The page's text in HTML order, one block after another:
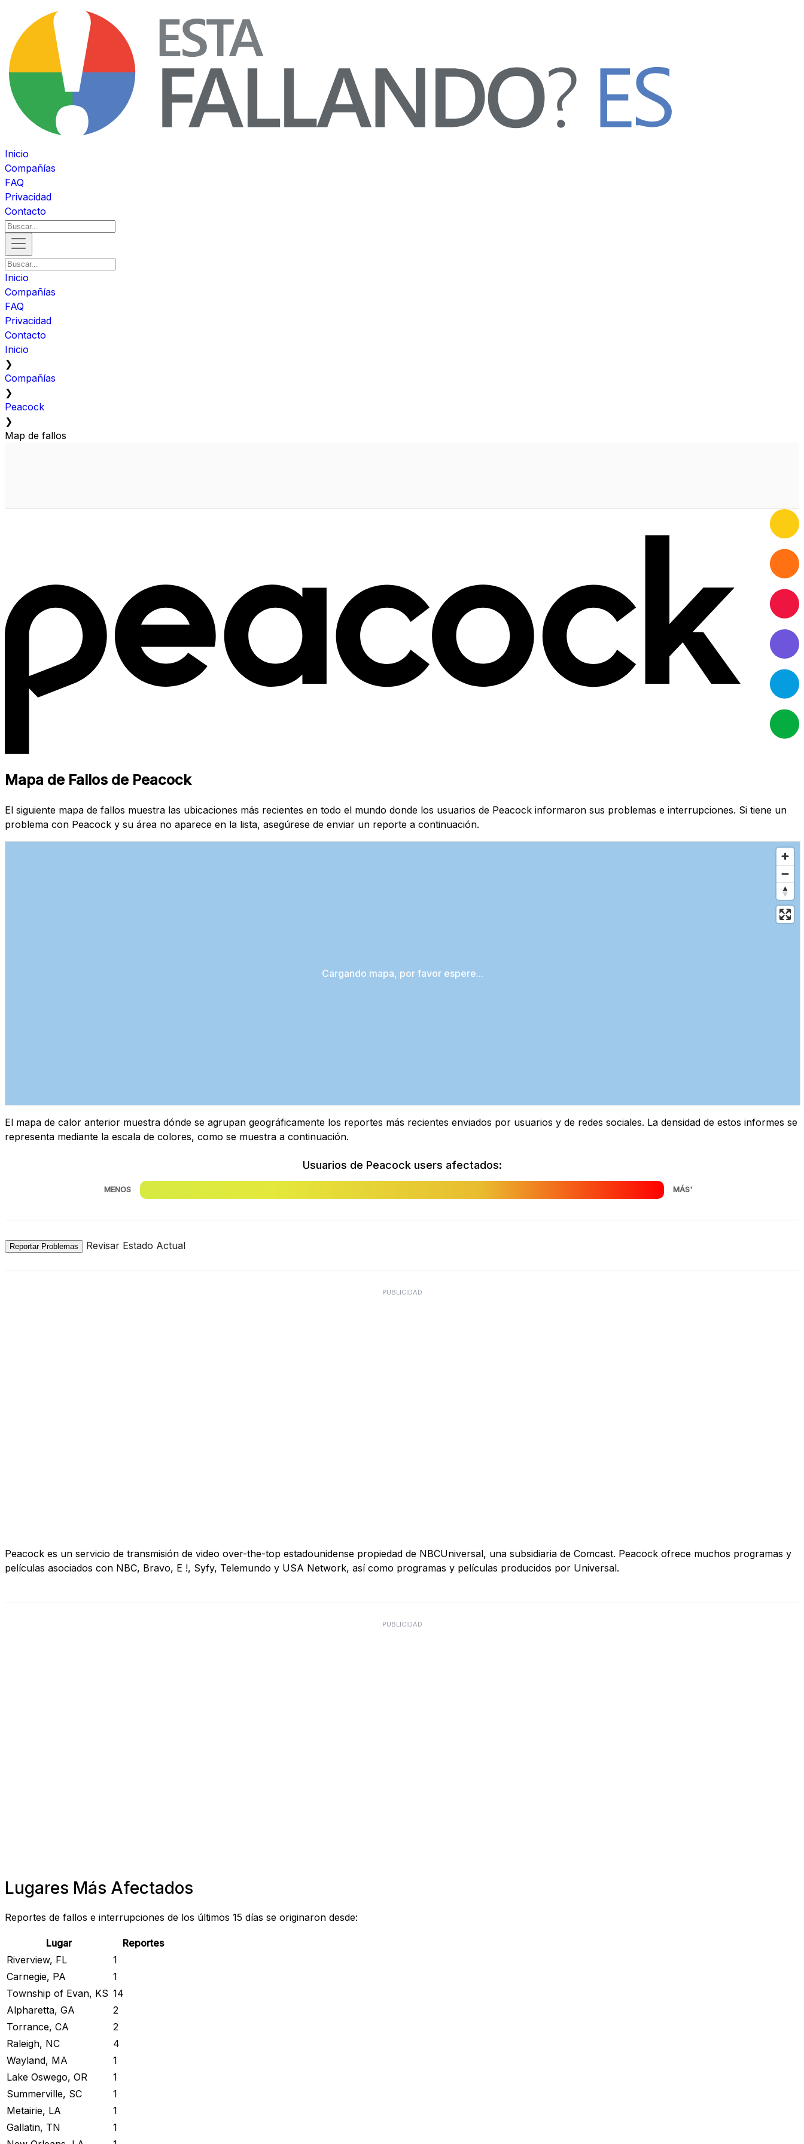
Inicio
Compañías
FAQ
Privacidad
Contacto
Inicio
Compañías
FAQ
Privacidad
Contacto
Inicio
❯
Compañías
❯
Peacock
❯
Map de fallos
Mapa de Fallos de Peacock
El siguiente mapa de fallos muestra las ubicaciones más recientes en todo el mundo donde los usuarios de Peacock informaron sus problemas e interrupciones. Si tiene un
problema con Peacock y su área no aparece en la lista, asegúrese de enviar un reporte a continuación.
Cargando mapa, por favor espere...
El mapa de calor anterior muestra dónde se agrupan geográficamente los reportes más recientes enviados por usuarios y de redes sociales. La densidad de estos informes se
representa mediante la escala de colores, como se muestra a continuación.
Usuarios de Peacock users afectados:
MENOS MÁS'
Reportar Problemas Revisar Estado Actual
PUBLICIDAD
Peacock es un servicio de transmisión de video over-the-top estadounidense propiedad de NBCUniversal, una subsidiaria de Comcast. Peacock ofrece muchos programas y
películas asociados con NBC, Bravo, E !, Syfy, Telemundo y USA Network, así como programas y películas producidos por Universal.
PUBLICIDAD
Lugares Más Afectados
Reportes de fallos e interrupciones de los últimos 15 días se originaron desde:
Lugar
Reportes
Riverview, FL
1
Carnegie, PA
1
Township of Evan, KS 14
Alpharetta, GA
2
Torrance, CA
2
Raleigh, NC
4
Wayland, MA
1
Lake Oswego, OR
1
Summerville, SC
1
Metairie, LA
1
Gallatin, TN
1